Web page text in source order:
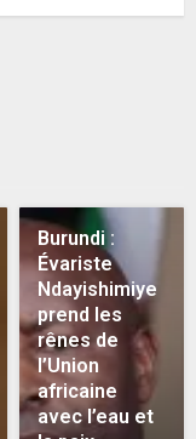
0
Burundi :
Évariste
Ndayishimiye
prend les
rênes de
l’Union
africaine
avec l’eau et